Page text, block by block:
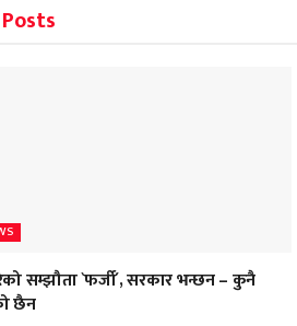
Posts
सम्झौता `फर्जी´, सरकार भन्छन – कुनै
छैन